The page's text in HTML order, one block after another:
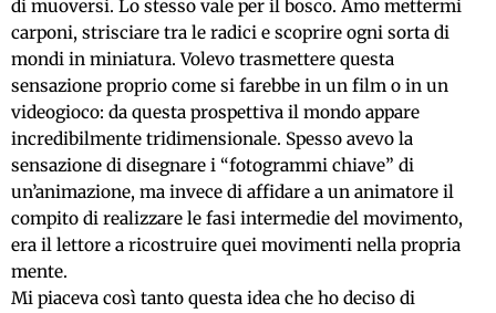
di muoversi. Lo stesso vale per il bosco. Amo mettermi
carponi, strisciare tra le radici e scoprire ogni sorta di
mondi in miniatura. Volevo trasmettere questa
sensazione proprio come si farebbe in un film o in un
videogioco: da questa prospettiva il mondo appare
incredibilmente tridimensionale. Spesso avevo la
sensazione di disegnare i “fotogrammi chiave” di
un’animazione, ma invece di affidare a un animatore il
compito di realizzare le fasi intermedie del movimento,
era il lettore a ricostruire quei movimenti nella propria
mente.
Mi piaceva così tanto questa idea che ho deciso di